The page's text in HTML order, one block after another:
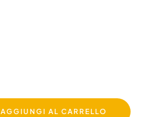
AGGIUNGI AL CARRELLO